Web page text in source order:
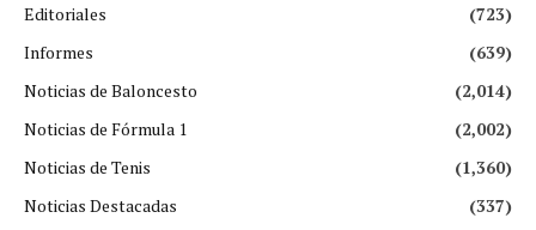
Editoriales
(723)
Informes
(639)
Noticias de Baloncesto
(2,014)
Noticias de Fórmula 1
(2,002)
Noticias de Tenis
(1,360)
Noticias Destacadas
(337)